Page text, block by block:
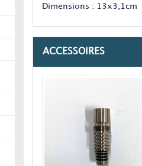
Dimensions : 13x3,1cm
ACCESSOIRES